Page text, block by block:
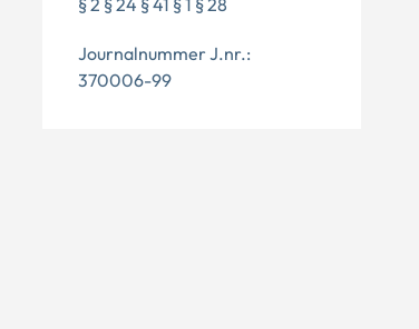
§ 2 § 24 § 41 § 1 § 28
Journalnummer J.nr.:
370006-99